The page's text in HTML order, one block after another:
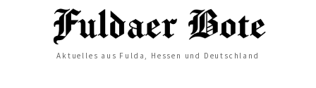
Aktuelles aus Fulda, Hessen und Deutschland